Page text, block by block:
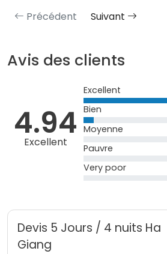
Précédent Suivant
Avis des clients
4.94
Excellent
Excellent
Bien
Moyenne
Pauvre
Very poor
Devis 5 Jours / 4 nuits Ha
Giang